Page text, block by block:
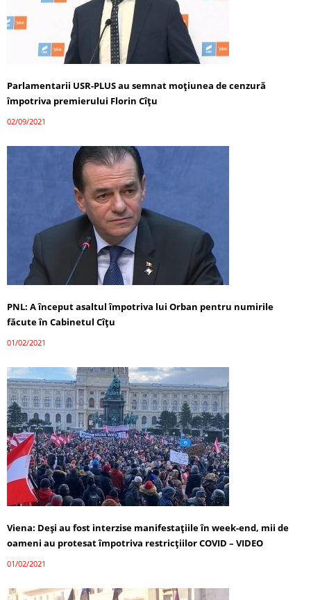
Parlamentarii USR-PLUS au semnat moțiunea de cenzură
împotriva premierului Florin Cîțu
02/09/2021
PNL: A început asaltul împotriva lui Orban pentru numirile
făcute în Cabinetul Cîțu
01/02/2021
Viena: Deși au fost interzise manifestațiile în week-end, mii de
oameni au protesat împotriva restricţiilor COVID – VIDEO
01/02/2021